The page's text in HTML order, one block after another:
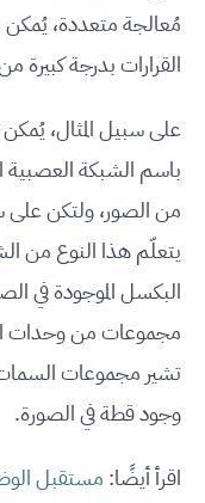
مُعالجة متعددة، يُمكن
القرارات بدرجة كبيرة
على سبيل المثال،
من الصور، ولتكن
يتعلّم هذا النوع من
البكسل الموجودة في
مجموعات من وحدات
تشير مجموعات السمات
وجود قطة في الصورة.
اقرأ أيضًا: مستقبل